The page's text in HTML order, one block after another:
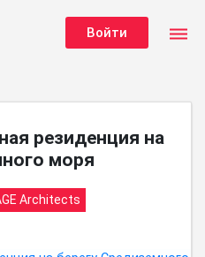
Войти dehaze
резиденция на
моря
Architects